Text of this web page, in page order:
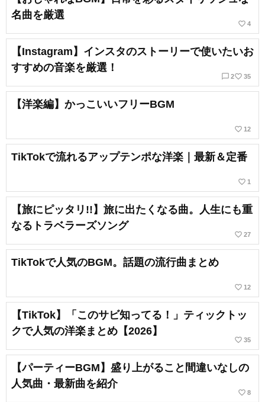
名曲を厳選
favorite_border 4
【Instagram】インスタのストーリーで使いたいお
すすめの音楽を厳選！
chat_bubble_outline 2favorite_border 35
【洋楽編】かっこいいフリーBGM
favorite_border 12
TikTokで流れるアップテンポな洋楽｜最新＆定番
favorite_border 1
【旅にピッタリ!!】旅に出たくなる曲。人生にも重
なるトラベラーズソング
favorite_border 27
TikTokで人気のBGM。話題の流行曲まとめ
favorite_border 12
【TikTok】「このサビ知ってる！」ティックトッ
クで人気の洋楽まとめ【2026】
favorite_border 35
【パーティーBGM】盛り上がること間違いなしの
人気曲・最新曲を紹介
favorite_border 8